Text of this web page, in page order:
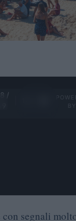
/
con segnali